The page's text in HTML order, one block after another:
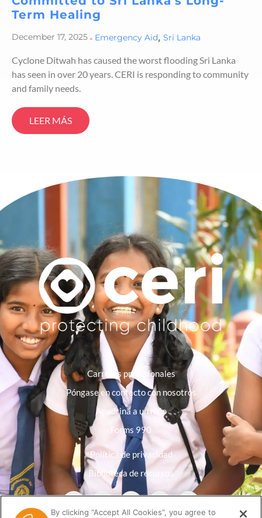
Term Healing
December 17, 2025- Emergency Aid, Sri Lanka
Cyclone Ditwah has caused the worst flooding Sri Lanka
has seen in over 20 years. CERI is responding to community
and family needs.
LEER MÁS
Carreras profesionales
Póngase en contacto con nosotros
Apadrina a un niño
Forms 990
Política de privacidad
Biblioteca de recursos
By clicking “Accept All Cookies”, you agree to